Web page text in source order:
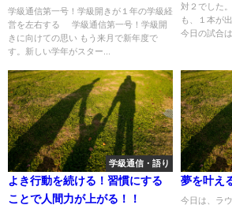
学級通信第一号！学級開きが１年の学級経
営を左右する 学級通信第一号！学級開
きに向けての思い もう来月で新年度で
す。新しい学年がスター...
対２でした
も、１本が
今日の試合
学級通信・語り
よき行動を続ける！習慣にする
ことで人間力が上がる！！
夢を叶え
今日は、ラ